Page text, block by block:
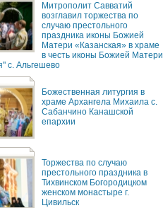
Митрополит Савватий
возглавил торжества по
случаю престольного
праздника иконы Божией
Матери «Казанская» в храме
в честь иконы Божией Матери
с. Альгешево
Божественная литургия в
храме Архангела Михаила с.
Сабанчино Канашской
епархии
Торжества по случаю
престольного праздника в
Тихвинском Богородицком
женском монастыре г.
Цивильск